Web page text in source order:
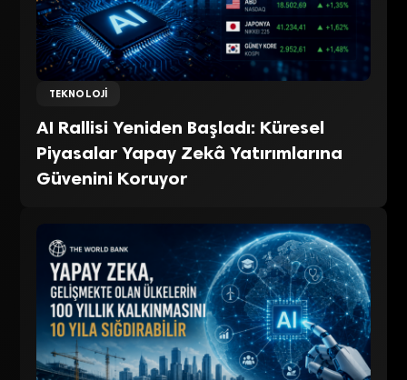
TEKNOLOJI
AI Rallisi Yeniden Başladı: Küresel
Piyasalar Yapay Zekâ Yatırımlarına
Güvenini Koruyor